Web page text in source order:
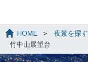
HOME 夜景を探す
竹中山展望台